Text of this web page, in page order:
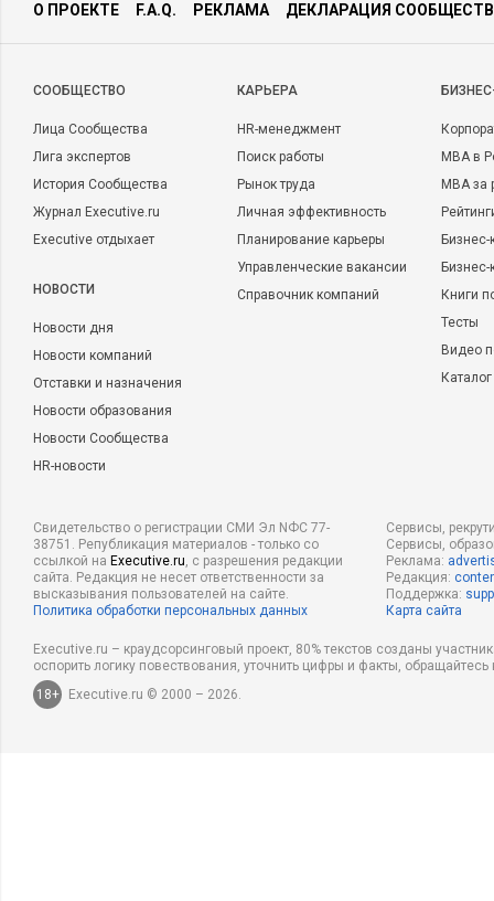
О ПРОЕКТЕ F.A.Q. РЕКЛАМА ДЕКЛАРАЦИЯ
CООБЩЕСТВО
Лица Сообщества
Лига экспертов
История Сообщества
Журнал Executive.ru
Executive отдыхает
НОВОСТИ
Новости дня
Новости компаний
Отставки и назначения
Новости образования
Новости Сообщества
HR-новости
КАРЬЕРА
HR-менеджмент
Поиск работы
Рынок труда
Личная эффективность
Планирование карьеры
Управленческие вакансии
Справочник компаний
MBA в
MBA
Бизнес-
Книги
Тесты
Видео
Свидетельство о регистрации СМИ Эл NФС 77-
38751. Републикация материалов - только со
ссылкой на Executive.ru, с разрешения редакции
сайта. Редакция не несет ответственности за
высказывания пользователей на сайте.
Политика обработки персональных данных
Сервисы,
Сервисы,
Реклама:
Редакция:
Поддержка:
Карта сайта
Executive.ru – краудсорсинговый проект, 80% текстов созданы
оспорить логику повествования, уточнить цифры и факты,
18+
Executive.ru © 2000 – 2026.